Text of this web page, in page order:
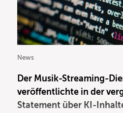
News
Der Musik-Streaming-
veröffentlichte in der
Statement über KI-